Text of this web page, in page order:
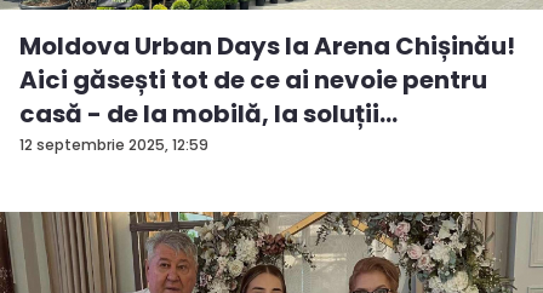
12 septembrie 2025, 12:59
Moldova Urban Days la Arena Chișinău!
Aici găsești tot de ce ai nevoie pentru
casă - de la mobilă, la soluții
ingenioas...